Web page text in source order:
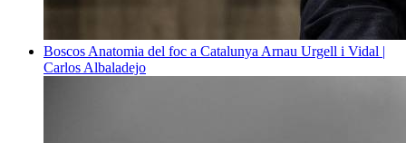
Boscos Anatomia del foc a Catalunya Arnau Urgell i Vidal |
Carlos Albaladejo